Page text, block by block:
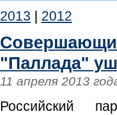
2013 | 2012
"Паллада"
11 апреля 2013
Российский